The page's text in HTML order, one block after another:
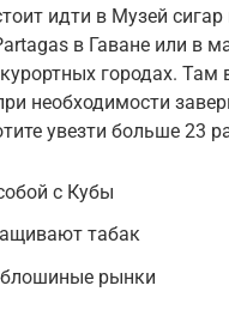
идти в Музей
в Гаване или в
городах.
необходимости
увезти больше 23
с Кубы
табак
блошиные рынки